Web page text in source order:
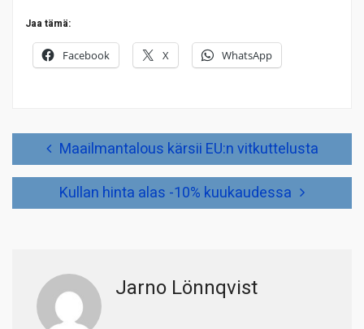
Jaa tämä:
Facebook X WhatsApp
ArtikkelienMaailmantalous kärsii EU:n vitkuttelusta
Kullan hinta alas -10% kuukaudessa
Jarno Lönnqvist